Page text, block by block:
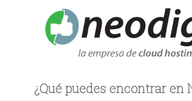
¿Qué puedes encontrar en